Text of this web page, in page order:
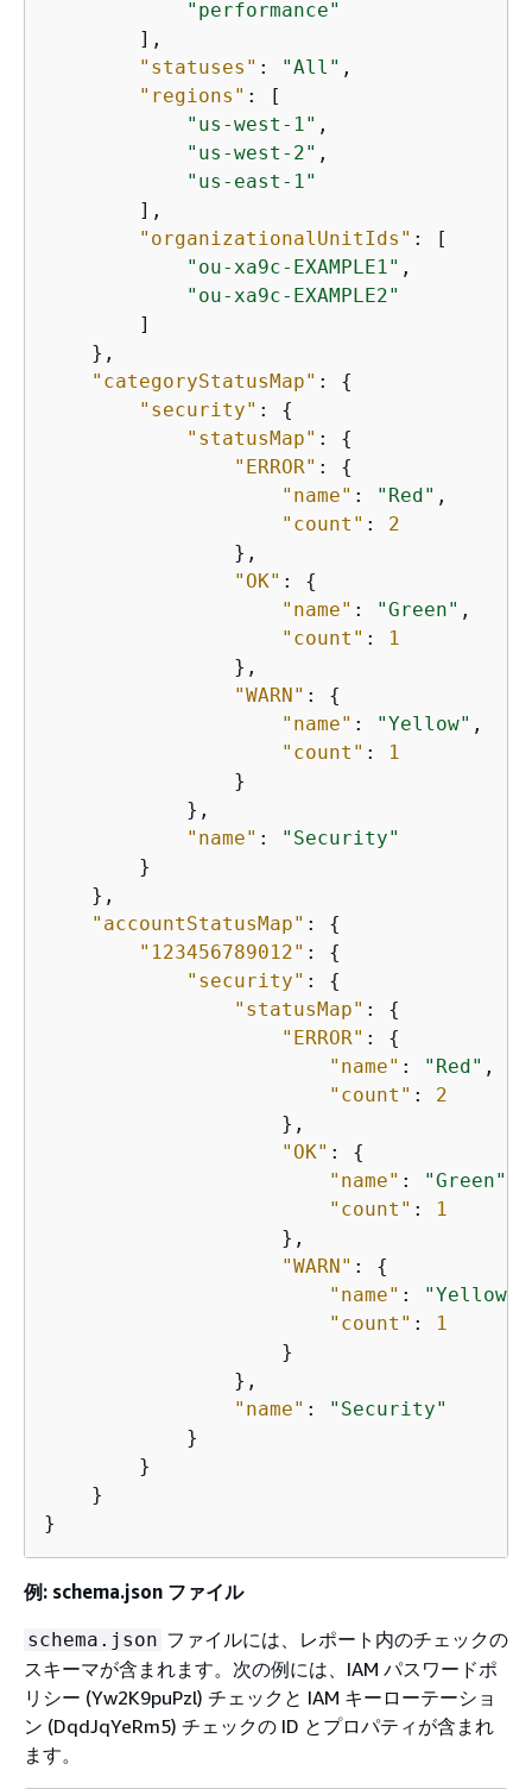
"performance"
        ],
"statuses" : "All" ,
"regions" : [
"us-west-1" ,
"us-west-2" ,
"us-east-1"
        ],
"organizationalUnitIds" : [
"ou-xa9c-EXAMPLE1" ,
"ou-xa9c-EXAMPLE2"
        ]
    },
"categoryStatusMap" : {
"security" : {
"statusMap" : {
"ERROR" : {
"name" : "Red" ,
"count" : 2
                },
"OK" : {
"name" : "Green" ,
"count" :
1
                },
"WARN" : {
"name" : "Yellow" ,
"count" :
1
                }
            },
"name" :
"Security"
        }
    },
"accountStatusMap" : {
"123456789012" : {
"security" : {
"statusMap" : {
"ERROR" : {
"name" : "Red" ,
"count" : 2
                    },
"OK" : {
"name" : "Green"
"count" :
1
                    },
"WARN" : {
"name" : "Yellow"
"count" :
1
                    }
                },
"name" :
"Security"
            }
        }
    }
}
例: schema.json ファイル
schema.json ファイルには、レポート内のチェックの
スキーマが含まれます。次の例には、IAM パスワードポ
リシー (Yw2K9puPzl) チェックと IAM キーローテーショ
ン (DqdJqYeRm5) チェックの ID とプロパティが含まれ
ます。